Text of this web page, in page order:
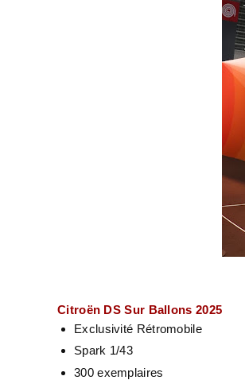
Citroën DS Sur Ballons 2025
Exclusivité Rétromobile
Spark 1/43
300 exemplaires